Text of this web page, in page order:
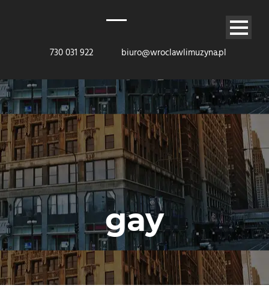
730 031 922 biuro@wroclawlimuzyna.pl
gay